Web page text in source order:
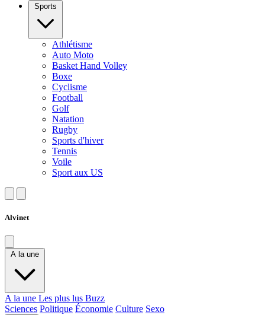
Sports
Athlétisme
Auto Moto
Basket Hand Volley
Boxe
Cyclisme
Football
Golf
Natation
Rugby
Sports d'hiver
Tennis
Voile
Sport aux US
Alvinet
A la une
A la une Les plus lus Buzz
Sciences Politique Économie Culture Sexo